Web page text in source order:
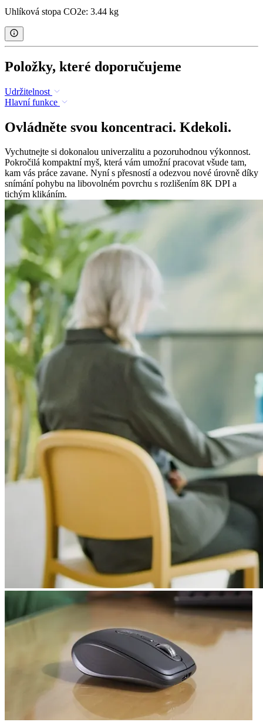
Uhlíková stopa CO2e: 3.44 kg
Položky, které doporučujeme
Udržitelnost
Hlavní funkce
Ovládněte svou koncentraci. Kdekoli.
Vychutnejte si dokonalou univerzalitu a pozoruhodnou výkonnost.
Pokročilá kompaktní myš, která vám umožní pracovat všude tam,
kam vás práce zavane. Nyní s přesností a odezvou nové úrovně díky
snímání pohybu na libovolném povrchu s rozlišením 8K DPI a
tichým klikáním.